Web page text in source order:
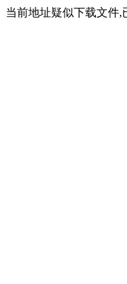
当前地址疑似下载文件